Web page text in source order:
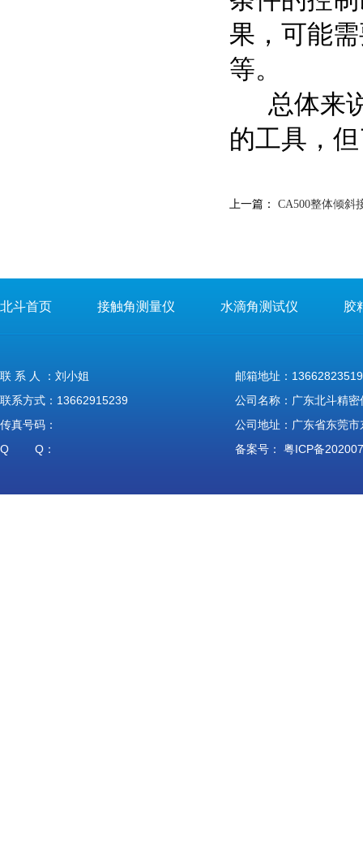
果，可能
等。
总体来说
的工具，
上一篇： CA500整体倾斜
北斗首页 接触角测量仪 水滴角测试仪 胶
联 系 人 ：刘小姐
联系方式：13662915239
传真号码：
Q Q：
邮箱地址：
公司名称：广东北斗精
公司地址：广东省东莞
备案号： 粤ICP备